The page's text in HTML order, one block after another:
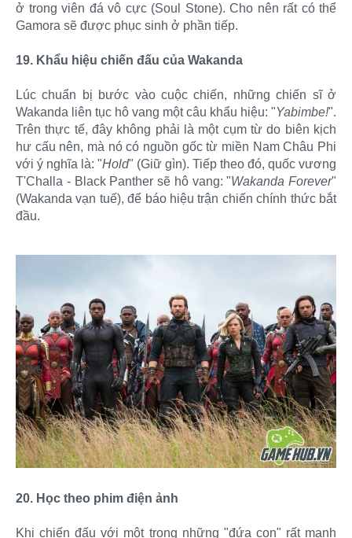
ở trong viên đá vô cực (Soul Stone). Cho nên rất có thể
Gamora sẽ được phục sinh ở phần tiếp.
19. Khẩu hiệu chiến đấu của Wakanda
Lúc chuẩn bị bước vào cuộc chiến, những chiến sĩ ở
Wakanda liên tục hô vang một câu khẩu hiệu: "Yabimbe!".
Trên thực tế, đây không phải là một cụm từ do biên kịch
hư cấu nên, mà nó có nguồn gốc từ miền Nam Châu Phi
với ý nghĩa là: "Hold" (Giữ gìn). Tiếp theo đó, quốc vương
T'Challa - Black Panther sẽ hô vang: "Wakanda Forever"
(Wakanda vạn tuế), để báo hiệu trận chiến chính thức bắt
đầu.
20. Học theo phim điện ảnh
Khi chiến đấu với một trong những "đứa con" rất mạnh